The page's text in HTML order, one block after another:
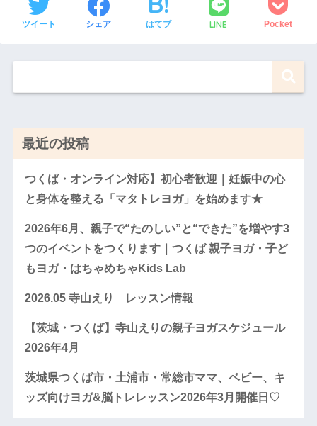
ツイート シェア はてブ LINE Pocket
最近の投稿
つくば・オンライン対応】初心者歓迎｜妊娠中の心
と身体を整える「マタトレヨガ」を始めます★
2026年6月、親子で“たのしい”と“できた”を増やす3
つのイベントをつくります｜つくば 親子ヨガ・子ど
もヨガ・はちゃめちゃKids Lab
2026.05 寺山えり レッスン情報
【茨城・つくば】寺山えりの親子ヨガスケジュール
2026年4月
茨城県つくば市・土浦市・常総市ママ、ベビー、キ
ッズ向けヨガ&脳トレレッスン2026年3月開催日♡